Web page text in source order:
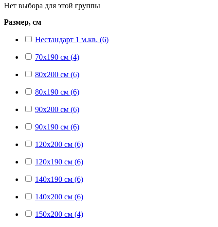
Нет выбора для этой группы
Размер, см
Нестандарт 1 м.кв. (6)
70x190 см (4)
80x200 см (6)
80x190 см (6)
90x200 см (6)
90x190 см (6)
120x200 см (6)
120x190 см (6)
140x190 см (6)
140x200 см (6)
150x200 см (4)